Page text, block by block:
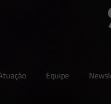
Equipe